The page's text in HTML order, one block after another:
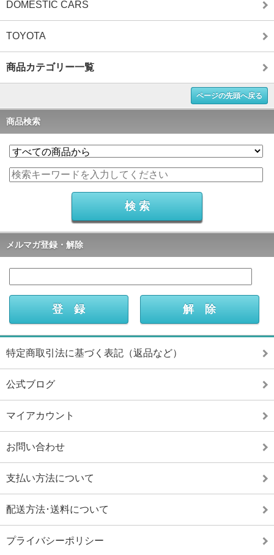
DOMESTIC CARS
TOYOTA
商品カテゴリー一覧
ページの先頭へ戻る
商品検索
メルマガ登録・解除
特定商取引法に基づく表記（返品など）
公式ブログ
マイアカウント
お問い合わせ
支払い方法について
配送方法･送料について
プライバシーポリシー